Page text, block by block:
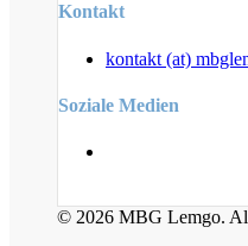
Kontakt
kontakt (at)
Soziale Medien
© 2026 MBG Lemgo.